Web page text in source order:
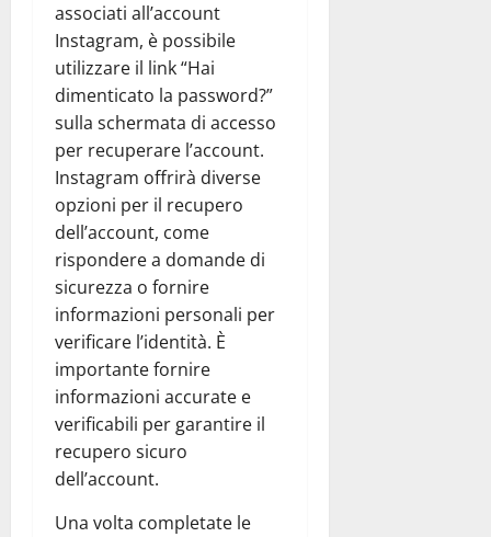
associati all’account
Instagram, è possibile
utilizzare il link “Hai
dimenticato la password?”
sulla schermata di accesso
per recuperare l’account.
Instagram offrirà diverse
opzioni per il recupero
dell’account, come
rispondere a domande di
sicurezza o fornire
informazioni personali per
verificare l’identità. È
importante fornire
informazioni accurate e
verificabili per garantire il
recupero sicuro
dell’account.
Una volta completate le